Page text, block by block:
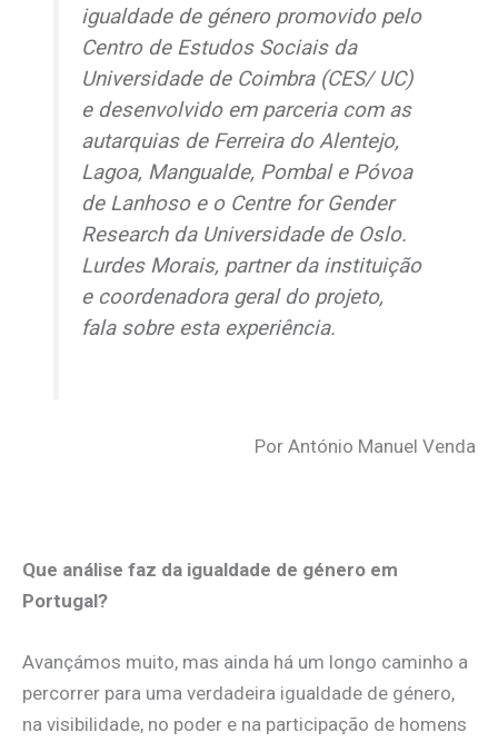
igualdade de género promovido pelo
Centro de Estudos Sociais da
Universidade de Coimbra (CES/ UC)
e desenvolvido em parceria com as
autarquias de Ferreira do Alentejo,
Lagoa, Mangualde, Pombal e Póvoa
de Lanhoso e o Centre for Gender
Research da Universidade de Oslo.
Lurdes Morais, partnerda instituição
e coordenadora geral do projeto,
fala sobre esta experiência.
Por António Manuel Venda
Que análise faz da igualdade de género em
Portugal?
Avançámos muito, mas ainda há um longo caminho a
percorrer para uma verdadeira igualdade de género,
na visibilidade, no poder e na participação de homens